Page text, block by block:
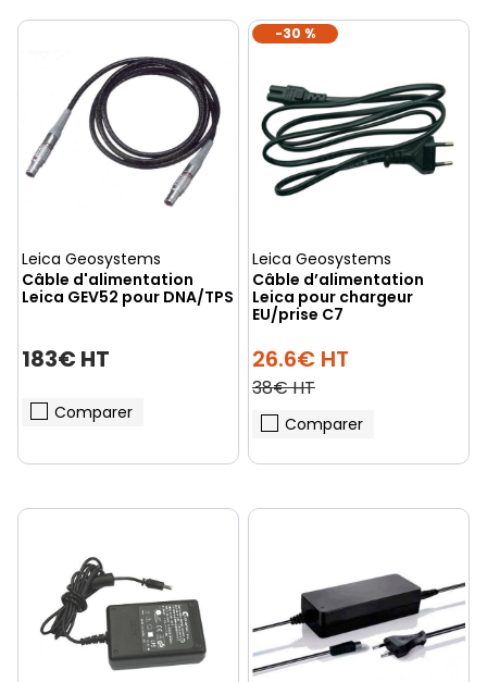
Leica Geosystems
Câble d'alimentation
Leica GEV52 pour DNA/TPS
183€ HT
Comparer
-30 %
Leica Geosystems
Câble d’alimentation
Leica pour chargeur
EU/prise C7
26.6€ HT
38€ HT
Comparer